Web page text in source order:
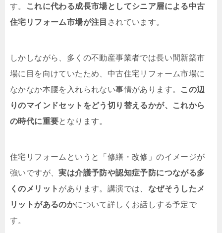
す。
これに代わる成長市場としてシニア層による中古
住宅リフォーム市場が注目 されています。
しかしながら、多くの不動産事業者では長い間新築市
場に目を向けていたため、中古住宅リフォーム市場に
なかなか本腰を入れられない事情があります。 この辺
りのマインドセットをどう切り替えるかが、これから
の時代に重要となります。
住宅リフォームというと「修繕・改修」のイメージが
強いですが、実は介護予防や認知症予防につながる多
くのメリット があります。講演では、 なぜそうしたメ
リットがあるのかについて詳しくお話しする予定で
す。